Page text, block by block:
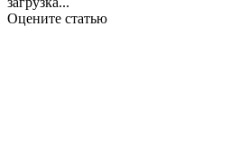
Оцените статью